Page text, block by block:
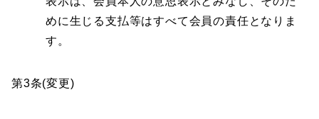
めに生じる支払等はすべて会員の責任となりま
す。
第3条(変更)